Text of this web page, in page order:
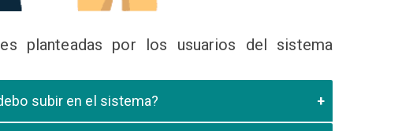
planteadas por los usuarios del sistema
subir en el sistema?